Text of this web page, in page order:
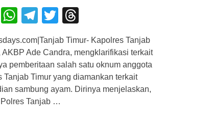
F
W
at
s
A
p
T
e
gr
a
m
T
tt
er
e
a
d
s
Timur- Kapolres Tanjab
AKBP Ade Candra, mengklarifikasi terkait
pemberitaan salah satu oknum anggota
Tanjab Timur yang diamankan terkait
sambung ayam. Dirinya menjelaskan,
Tanjab …